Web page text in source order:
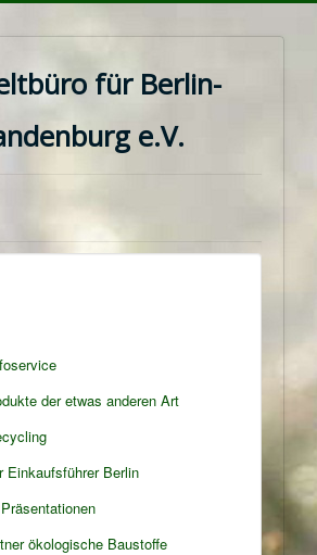
für Berlin-
e.V.
der etwas anderen Art
Einkaufsführer Berlin
ökologische Baustoffe